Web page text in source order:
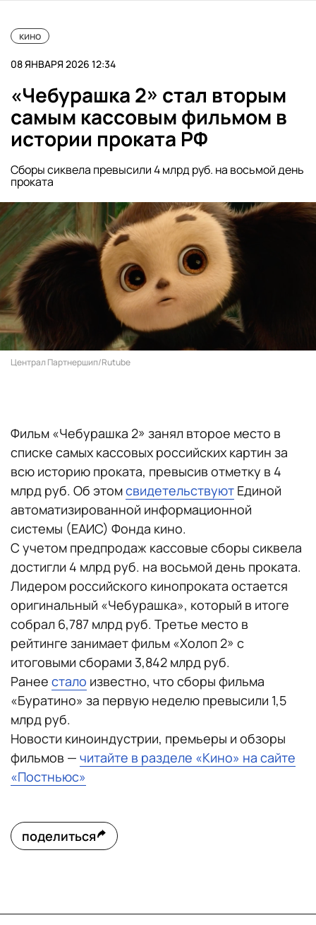
кино
08 ЯНВАРЯ 2026 12:34
«Чебурашка 2» стал вторым
самым кассовым фильмом в
истории проката РФ
Сборы сиквела превысили 4 млрд руб. на восьмой день
проката
Централ Партнершип/Rutube
Фильм «Чебурашка 2» занял второе место в
списке самых кассовых российских картин за
всю историю проката, превысив отметку в 4
млрд руб. Об этомсвидетельствуют Единой
автоматизированной информационной
системы (ЕАИС) Фонда кино.
С учетом предпродаж кассовые сборы сиквела
достигли 4 млрд руб. на восьмой день проката.
Лидером российского кинопроката остается
оригинальный «Чебурашка», который в итоге
собрал 6,787 млрд руб. Третье место в
рейтинге занимает фильм «Холоп 2» с
итоговыми сборами 3,842 млрд руб.
Ранее стало известно, что сборы фильма
«Буратино» за первую неделю превысили 1,5
млрд руб.
Новости киноиндустрии, премьеры и обзоры
фильмов — читайте в разделе «Кино» на сайте
«Постньюс»
поделиться